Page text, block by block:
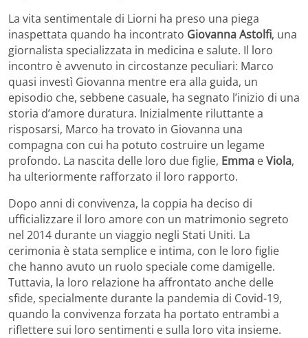
La vita sentimentale di Liorni ha preso una piega
inaspettata quando ha incontrato Giovanna Astolfi, una
giornalista specializzata in medicina e salute. Il loro
incontro è avvenuto in circostanze peculiari: Marco
quasi investì Giovanna mentre era alla guida, un
episodio che, sebbene casuale, ha segnato l’inizio di una
storia d’amore duratura. Inizialmente riluttante a
risposarsi, Marco ha trovato in Giovanna una
compagna con cui ha potuto costruire un legame
profondo. La nascita delle loro due figlie, Emma eViola,
ha ulteriormente rafforzato il loro rapporto.
Dopo anni di convivenza, la coppia ha deciso di
ufficializzare il loro amore con un matrimonio segreto
nel 2014 durante un viaggio negli Stati Uniti. La
cerimonia è stata semplice e intima, con le loro figlie
che hanno avuto un ruolo speciale come damigelle.
Tuttavia, la loro relazione ha affrontato anche delle
sfide, specialmente durante la pandemia di Covid-19,
quando la convivenza forzata ha portato entrambi a
riflettere sui loro sentimenti e sulla loro vita insieme.